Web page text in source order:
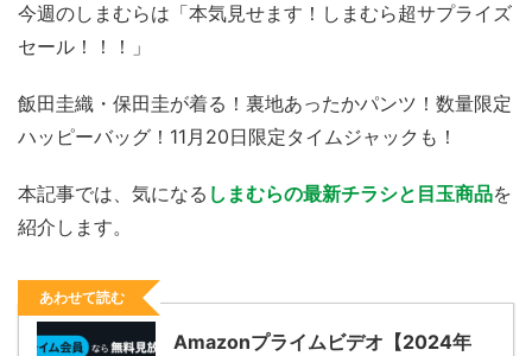
今週のしまむらは「本気見せます！しまむら超サプライズ
セール！！！」
飯田圭織・保田圭が着る！裏地あったかパンツ！数量限定
ハッピーバッグ！11月20日限定タイムジャックも！
本記事では、気になる しまむらの最新チラシと目玉商品を
紹介します。
あわせて読む
Amazonプライムビデオ【2024年